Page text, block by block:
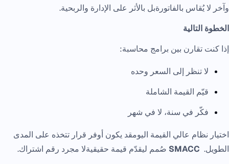
وآخر لا يُقاس بالفاتورةبل بالأثر على الإدارة والربحية.
الخطوة التالية
إذا كنت تقارن بين برامج محاسبة:
لا تنظر إلى السعر وحده
قيّم القيمة الشاملة
فكّر في سنة، لا في شهر
اختيار نظام عالي القيمة اليومقد يكون أوفر قرار تتخذه على المدى
الطويل. SMACC صُمم ليقدّم قيمة حقيقيةلا مجرد رقم اشتراك.